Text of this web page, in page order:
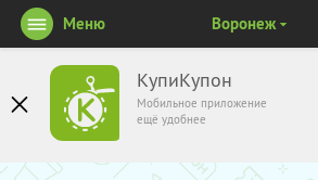
КупиКупон
Мобильное приложение
ещё удобнее
Меню Воронеж